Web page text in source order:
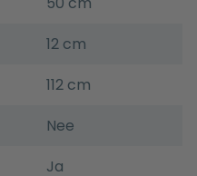
12 cm
112 cm
Nee
Ja